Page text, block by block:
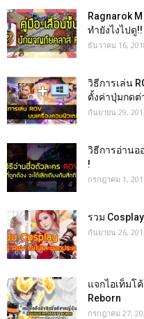
Ragnarok
ทำยังไงไปดู!!
ธันวาคม 16,
วิธีการเล่น
ตั้งค่าปุ่มกดต่
กันยายน 29,
วิธีการอ่านอ
!
กรกฎาคม 1,
รวม
กันยายน 26,
แจกไอเท็มโ
Reborn
กรกฎาคม 27,